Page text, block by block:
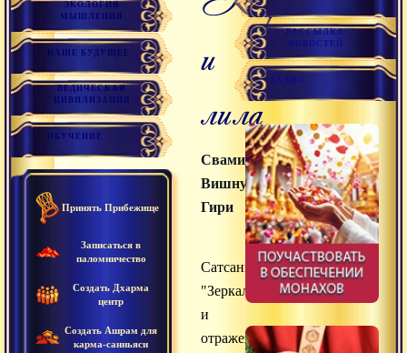
ЭКОЛОГИЯ
МЫШЛЕНИЯ
НАШЕ БУДУЩЕЕ
ВЕДИЧЕСКАЯ
ЦИВИЛИЗАЦИЯ
ОБУЧЕНИЕ
Принять Прибежище
Записаться в
паломничество
Создать Дхарма
центр
Создать Ашрам для
карма-санньяси
и
лила
Свами
Вишнудевананда
Гири
Сатсанг
"Зеркало
и
отражения"
РАССЫЛКА
НОВОСТЕЙ
РАДИО